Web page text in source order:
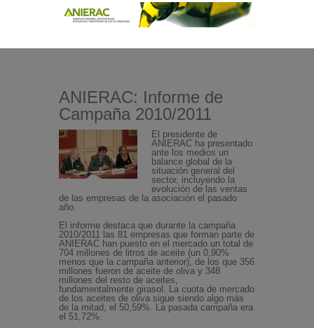
ANIERAC: Informe de
Campaña 2010/2011
El presidente de
ANIERAC ha presentado
ante los medios un
balance global de la
situación general del
sector, incluyendo la
evolución de las ventas
de las empresas de la asociación el pasado
año.
El informe destaca que durante la campaña
2010/2011 las 81 empresas que forman parte de
ANIERAC han puesto en el mercado un total de
704 millones de litros de aceite (un 0,90%
menos que la campaña anterior), de los que 356
millones fueron de aceite de oliva y 348
millones del resto de aceites,
fundamentalmente girasol. La cuota de mercado
de los aceites de oliva sigue siendo algo más
de la mitad, el 50,59%. La pasada campaña era
el 51,72%.